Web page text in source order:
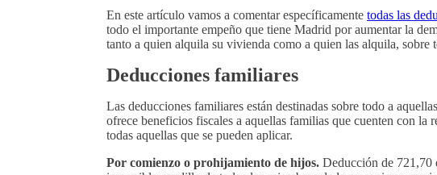
En este artículo vamos a comentar específicamente todas las
todo el importante empeño que tiene Madrid por aumentar la
tanto a quien alquila su vivienda como a quien las alquila, sobre
Deducciones familiares
Las deducciones familiares están destinadas sobre todo a
ofrece beneficios fiscales a aquellas familias que cuenten con la
todas aquellas que se pueden aplicar.
Por comienzo o prohijamiento de hijos. Deducción de 721,70